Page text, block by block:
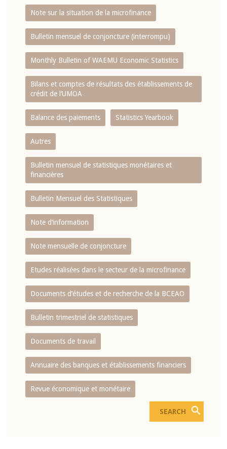
Note sur la situation de la microfinance
Bulletin mensuel de conjoncture (interrompu)
Monthly Bulletin of WAEMU Economic Statistics
Bilans et comptes de résultats des établissements de
crédit de l‘UMOA
Balance des paiements Statistics Yearbook
Autres
Bulletin mensuel de statistiques monétaires et
financières
Bulletin Mensuel des Statistiques
Note d’information
Note mensuelle de conjoncture
Etudes réalisées dans le secteur de la microfinance
Documents d’études et de recherche de la BCEAO
Bulletin trimestriel de statistiques
Documents de travail
Annuaire des banques et établissements financiers
Revue économique et monétaire